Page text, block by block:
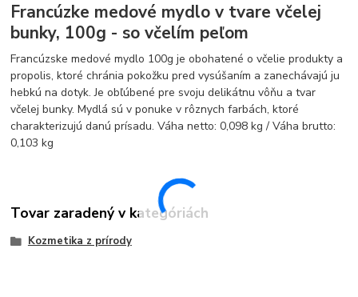
Francúzke medové mydlo v tvare včelej
bunky, 100g - so včelím peľom
Francúzske medové mydlo 100g je obohatené o včelie produkty a
propolis, ktoré chránia pokožku pred vysúšaním a zanechávajú ju
hebkú na dotyk. Je obľúbené pre svoju delikátnu vôňu a tvar
včelej bunky. Mydlá sú v ponuke v rôznych farbách, ktoré
charakterizujú danú prísadu. Váha netto: 0,098 kg / Váha brutto:
0,103 kg
Tovar zaradený v kategóriách
Kozmetika z prírody